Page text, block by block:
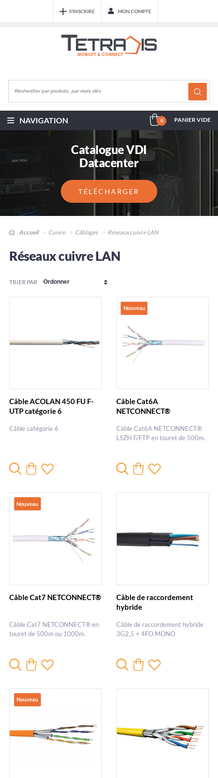
S'INSCRIRE MON COMPTE
NAVIGATION 0 PANIER VIDE
Catalogue VDI
Datacenter
TÉLÉCHARGER
Accueil Cuivre Câblages Réseaux cuivre LAN
Réseaux cuivre LAN
TRIER PAR
Câble ACOLAN 450 FU F-
UTP catégorie 6
Câble catégorie 6
Nouveau
Câble Cat6A
NETCONNECT®
Câble Cat6A NETCONNECT®
LSZH F/FTP en touret de 500m.
Nouveau
Câble Cat7 NETCONNECT®
Câble Cat7 NETCONNECT® en
touret de 500m ou 1000m.
Câble de raccordement
hybride
Câble de raccordement hybride
3G2,5 + 4FO MONO
Nouveau